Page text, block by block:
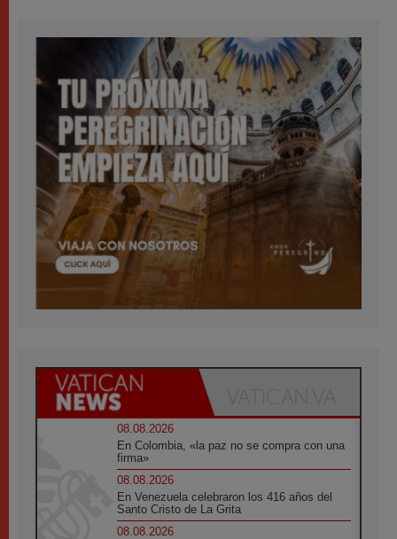
08.08.2026
En Colombia, «la paz no se compra con una
firma»
08.08.2026
En Venezuela celebraron los 416 años del
Santo Cristo de La Grita
08.08.2026